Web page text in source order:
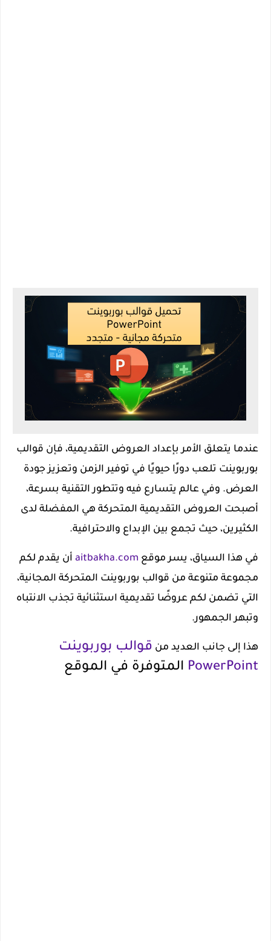
عندما يتعلق الأمر بإعداد العروض التقديمية، فإن قوالب
بوربوينت تلعب دورًا حيويًا في توفير الزمن وتعزيز جودة
العرض. وفي عالم يتسارع فيه وتتطور التقنية بسرعة،
أصبحت العروض التقديمية المتحركة هي المفضلة لدى
الكثيرين، حيث تجمع بين الإبداع والاحترافية.
في هذا السياق، يسر موقع aitbakha.com أن يقدم لكم
مجموعة متنوعة من قوالب بوربوينت المتحركة المجانية،
التي تضمن لكم عروضًا تقديمية استثنائية تجذب الانتباه
وتبهر الجمهور.
هذا إلى جانب العديد من قوالب بوربوينت
PowerPoint المتوفرة في الموقع